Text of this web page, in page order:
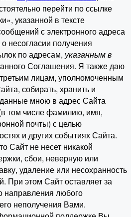
перейти по ссылке
указанной в тексте
с электронного адреса
несогласии получения
по адресам, указанным в
Соглашения. Я также даю
лицам, уполномоченным
собирать, хранить и
мною в адрес Сайта
том числе фамилию, имя,
почты) с целью
и других событиях Сайта.
Сайт не несет никакой
сбои, неверную или
удаление или несохранность
При этом Сайт оставляет за
направления любого
неполучения Вами.